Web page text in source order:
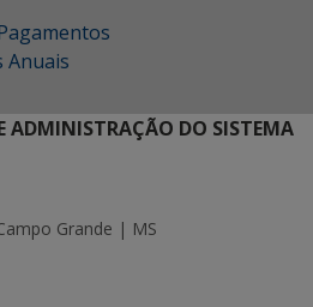
Anuais
ADMINISTRAÇÃO DO SISTEMA
Grande | MS